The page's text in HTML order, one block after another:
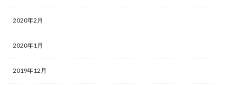
2020年2月
2020年1月
2019年12月